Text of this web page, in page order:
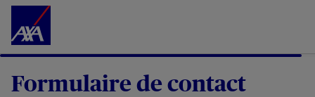
Accéder au Contenu
Formulaire de contact